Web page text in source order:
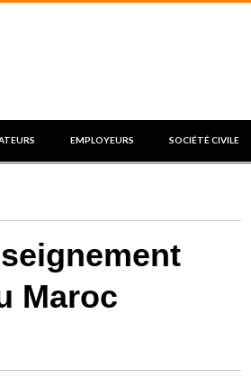
EMPLOYEURS SOCIÉTÉ CIVILE
Maroc